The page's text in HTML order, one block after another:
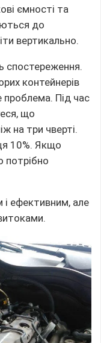
ємності та
до
вертикально.
спостереження.
контейнерів
Під час
що
на три чверті.
10%. Якщо
потрібно
ефективним, але